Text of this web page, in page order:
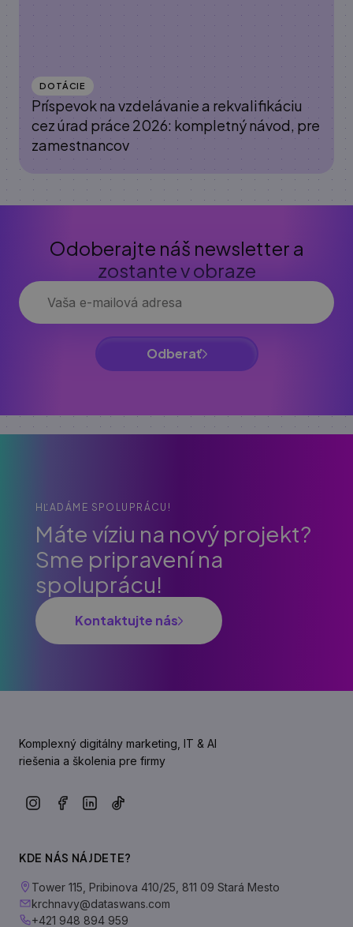
DOTÁCIE
Príspevok na vzdelávanie a rekvalifikáciu
cez úrad práce 2026: kompletný návod, pre
zamestnancov
Odoberajte náš newsletter a
zostante v obraze
Odberať
HĽADÁME SPOLUPRÁCU!
Máte víziu na nový projekt?
Sme pripravení na
spoluprácu!
Kontaktujte nás
Komplexný digitálny marketing, IT & AI
riešenia a školenia pre firmy
KDE NÁS NÁJDETE?
Tower 115, Pribinova 410/25, 811 09 Stará Mesto
krchnavy@dataswans.com
+421 948 894 959